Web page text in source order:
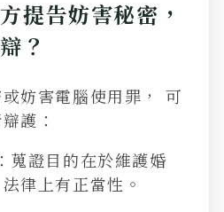
提告妨害秘密，
？
妨害電腦使用罪， 可
護：
：蒐證目的在於維護婚
律上有正當性。